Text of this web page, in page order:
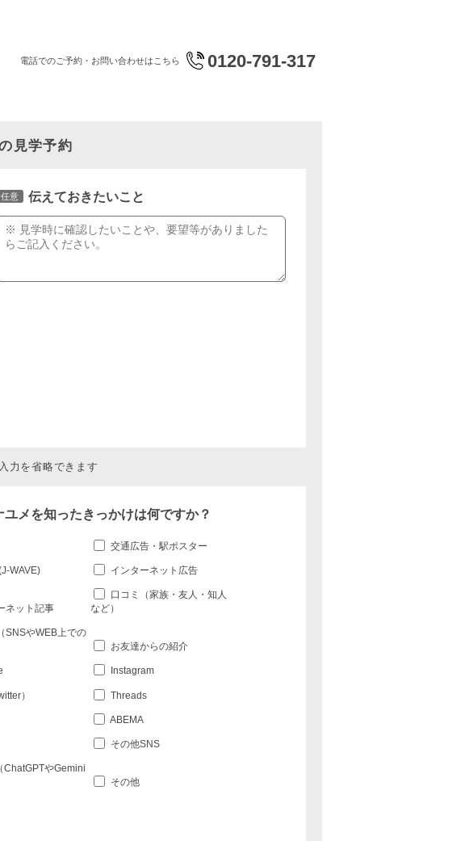
電話でのご予約・お問い合わせはこちら 0120-791-317
見学予約
任意 伝えておきたいこと
力を省略できます
ユメを知ったきっかけは何ですか？
交通広告・駅ポスター
WAVE) インターネット広告
ネット記事
口コミ（家族・友人・知人
など）
SNSやWEB上での
お友達からの紹介
Instagram
） Threads
ABEMA
その他SNS
ChatGPTやGemini
その他